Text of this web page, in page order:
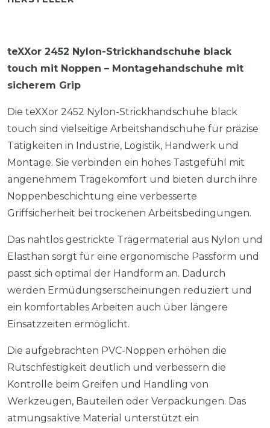
teXXor 2452 Nylon-Strickhandschuhe black
touch mit Noppen – Montagehandschuhe mit
sicherem Grip
Die teXXor 2452 Nylon-Strickhandschuhe black
touch sind vielseitige Arbeitshandschuhe für präzise
Tätigkeiten in Industrie, Logistik, Handwerk und
Montage. Sie verbinden ein hohes Tastgefühl mit
angenehmem Tragekomfort und bieten durch ihre
Noppenbeschichtung eine verbesserte
Griffsicherheit bei trockenen Arbeitsbedingungen.
Das nahtlos gestrickte Trägermaterial aus Nylon und
Elasthan sorgt für eine ergonomische Passform und
passt sich optimal der Handform an. Dadurch
werden Ermüdungserscheinungen reduziert und
ein komfortables Arbeiten auch über längere
Einsatzzeiten ermöglicht.
Die aufgebrachten PVC-Noppen erhöhen die
Rutschfestigkeit deutlich und verbessern die
Kontrolle beim Greifen und Handling von
Werkzeugen, Bauteilen oder Verpackungen. Das
atmungsaktive Material unterstützt ein